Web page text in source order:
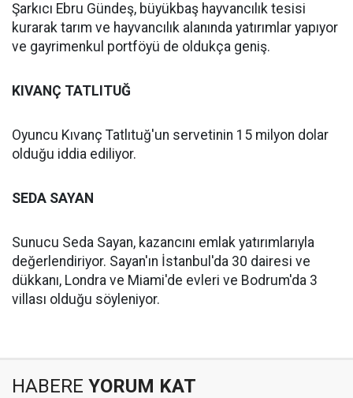
Şarkıcı Ebru Gündeş, büyükbaş hayvancılık tesisi
kurarak tarım ve hayvancılık alanında yatırımlar yapıyor
ve gayrimenkul portföyü de oldukça geniş.
KIVANÇ TATLITUĞ
Oyuncu Kıvanç Tatlıtuğ'un servetinin 15 milyon dolar
olduğu iddia ediliyor.
SEDA SAYAN
Sunucu Seda Sayan, kazancını emlak yatırımlarıyla
değerlendiriyor. Sayan'ın İstanbul'da 30 dairesi ve
dükkanı, Londra ve Miami'de evleri ve Bodrum'da 3
villası olduğu söyleniyor.
HABERE YORUM KAT